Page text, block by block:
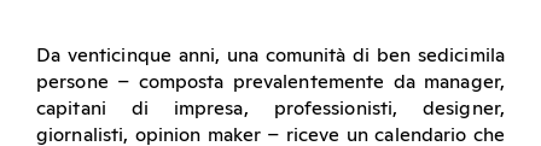
Da venticinque anni, una comunità di ben sedicimila
persone – composta prevalentemente da manager,
capitani di impresa, professionisti, designer,
giornalisti, opinion maker – riceve un calendario che